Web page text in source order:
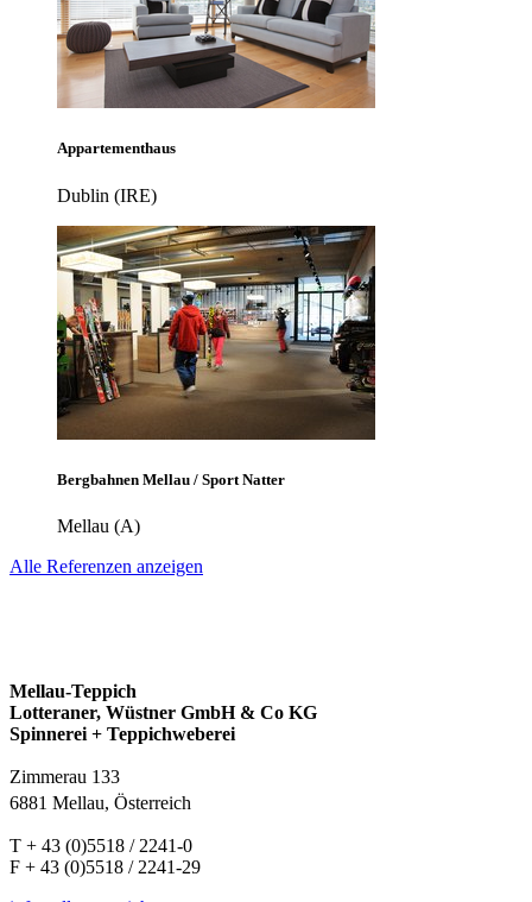
Appartementhaus
Dublin (IRE)
Bergbahnen Mellau / Sport Natter
Mellau (A)
Alle Referenzen anzeigen
Mellau-Teppich
Lotteraner, Wüstner GmbH & Co KG
Spinnerei + Teppichweberei
Zimmerau 133
6881 Mellau, Österreich
T + 43 (0)5518 / 2241-0
F + 43 (0)5518 / 2241-29